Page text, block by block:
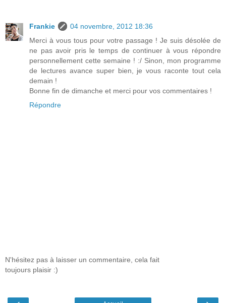
Frankie
04 novembre, 2012 18:36
Merci à vous tous pour votre passage ! Je suis désolée de
ne pas avoir pris le temps de continuer à vous répondre
personnellement cette semaine ! :/ Sinon, mon programme
de lectures avance super bien, je vous raconte tout cela
demain !
Bonne fin de dimanche et merci pour vos commentaires !
Répondre
N'hésitez pas à laisser un commentaire, cela fait
toujours plaisir :)